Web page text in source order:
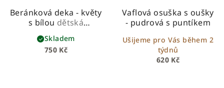
Beránková deka - květy
s bílou dětská
beránková deka z
prémiové bavlny a
hebkého beránka
750 Kč
Skladem
Vaflová osuška s oušky
- pudrová s puntíkem
620 Kč
Ušijeme pro Vás během 2
týdnů